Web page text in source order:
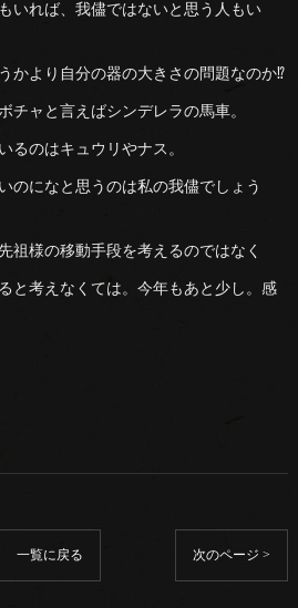
いれば、我儘ではないと思う人もい
かより自分の器の大きさの問題なのか⁉
チャと言えばシンデレラの馬車。
るのはキュウリやナス。
のになと思うのは私の我儘でしょう
祖様の移動手段を考えるのではなく
と考えなくては。今年もあと少し。感
一覧に戻る 次のページ >